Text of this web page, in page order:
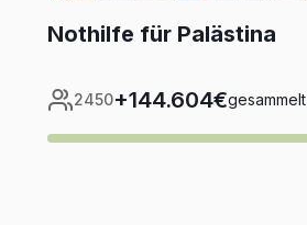
Nothilfe für Palästina
2450+144.604€gesammelt